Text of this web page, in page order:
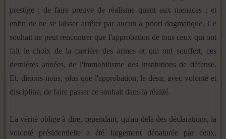
prestige ; de faire preuve de réalisme quant aux menaces ; et
enfin de ne se laisser arrêter par aucun a priori dogmatique. Ce
souhait ne peut rencontrer que l'approbation de tous ceux qui ont
fait le choix de la carrière des armes et qui ont souffert, ces
dernières années, de l'immobilisme des institutions de défense.
Et, dirions-nous, plus que l'approbation, le désir, avec volonté et
discipline, de faire passer ce souhait dans la réalité.
La vérité oblige à dire, cependant, qu'au-delà des déclarations, la
volonté présidentielle a été largement dénaturée par ceux,